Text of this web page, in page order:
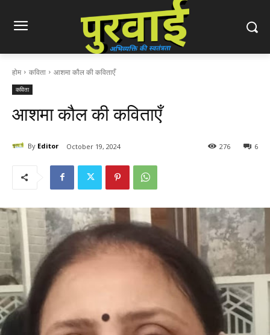
होम कविता आशमा कौल की कविताएँ
कविता
आशमा कौल की कविताएँ
By Editor October 19, 2024 6
276